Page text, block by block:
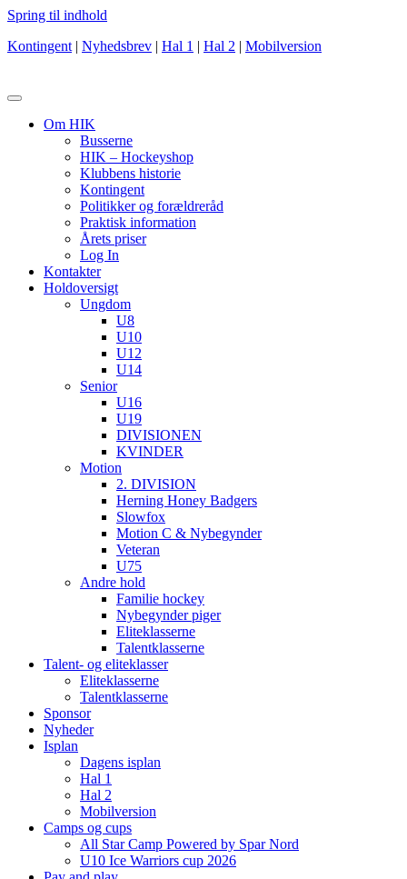
Spring til indhold
Kontingent | Nyhedsbrev | Hal 1 | Hal 2 | Mobilversion
Om HIK
Busserne
HIK – Hockeyshop
Klubbens historie
Kontingent
Politikker og forældreråd
Praktisk information
Årets priser
Log In
Kontakter
Holdoversigt
Ungdom
U8
U10
U12
U14
Senior
U16
U19
DIVISIONEN
KVINDER
Motion
2. DIVISION
Herning Honey Badgers
Slowfox
Motion C & Nybegynder
Veteran
U75
Andre hold
Familie hockey
Nybegynder piger
Eliteklasserne
Talentklasserne
Talent- og eliteklasser
Eliteklasserne
Talentklasserne
Sponsor
Nyheder
Isplan
Dagens isplan
Hal 1
Hal 2
Mobilversion
Camps og cups
All Star Camp Powered by Spar Nord
U10 Ice Warriors cup 2026